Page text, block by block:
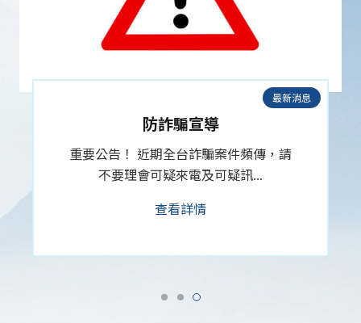
最新消息
響應環保・一起行動支持
公告 | Notice 1.2025年9月1日起將不再
提供拖...
查看詳情